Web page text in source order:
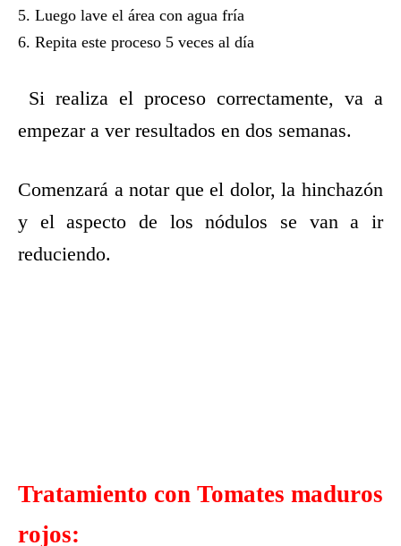
Luego lave el área con agua fría
Repita este proceso 5 veces al día
Si realiza el proceso correctamente, va a
empezar a ver resultados en dos semanas.
Comenzará a notar que el dolor, la hinchazón
y el aspecto de los nódulos se van a ir
reduciendo.
Tratamiento con Tomates maduros
rojos: